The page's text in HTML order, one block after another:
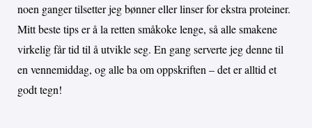
noen ganger tilsetter jeg bønner eller linser for ekstra proteiner.
Mitt beste tips er å la retten småkoke lenge, så alle smakene
virkelig får tid til å utvikle seg. En gang serverte jeg denne til
en vennemiddag, og alle ba om oppskriften – det er alltid et
godt tegn!